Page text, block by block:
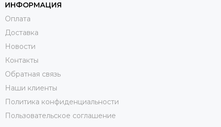
ИНФОРМАЦИЯ
Оплата
Доставка
Новости
Контакты
Обратная связь
Наши клиенты
Политика конфиденциальности
Пользовательское соглашение